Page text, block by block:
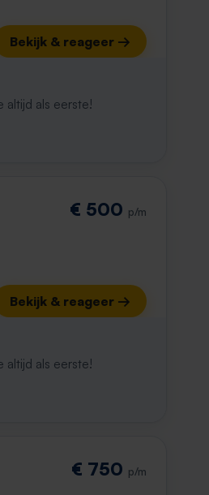
Bekijk & reageer →
altijd als eerste!
€ 500 p/m
Bekijk & reageer →
altijd als eerste!
€ 750 p/m